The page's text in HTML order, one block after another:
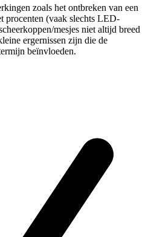
zoals het ontbreken van een
procenten (vaak slechts LED-
mesjes niet altijd breed
ergernissen zijn die de
beïnvloeden.